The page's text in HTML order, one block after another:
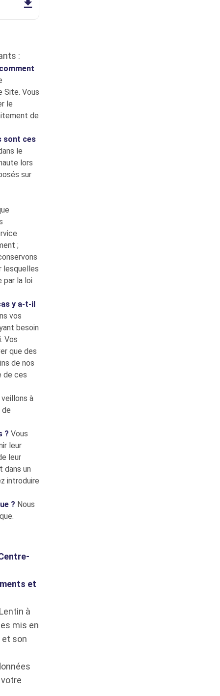
:
Site. Vous
le
de
sont ces
le
lors
sur
;
lesquelles
par la loi
y a-t-il
vos
besoin
Vos
que des
de nos
de ces
veillons à
de
? Vous
leur
leur
dans un
introduire
? Nous
et
à
mis en
et son